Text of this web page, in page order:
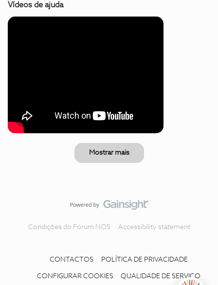
Vídeos de ajuda
Mostrar mais
Condições do Fórum NOS Accessibility statement
CONTACTOS POLÍTICA DE PRIVACIDADE
CONFIGURAR COOKIES QUALIDADE DE SERVIÇO